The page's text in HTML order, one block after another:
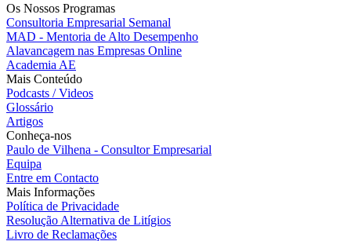
Os Nossos Programas
Consultoria Empresarial Semanal
MAD - Mentoria de Alto Desempenho
Alavancagem nas Empresas Online
Academia AE
Mais Conteúdo
Podcasts / Videos
Glossário
Artigos
Conheça-nos
Paulo de Vilhena - Consultor Empresarial
Equipa
Entre em Contacto
Mais Informações
Política de Privacidade
Resolução Alternativa de Litígios
Livro de Reclamações